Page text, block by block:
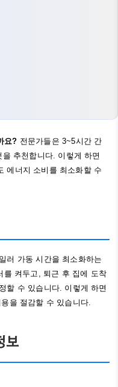
요? 전문가들은 3~5시간 간
추천합니다. 이렇게 하면
에너지 소비를 최소화할 수
러 가동 시간을 최소화하는
를 켜두고, 퇴근 후 집에 도착
할 수 있습니다. 이렇게 하면
을 절감할 수 있습니다.
보